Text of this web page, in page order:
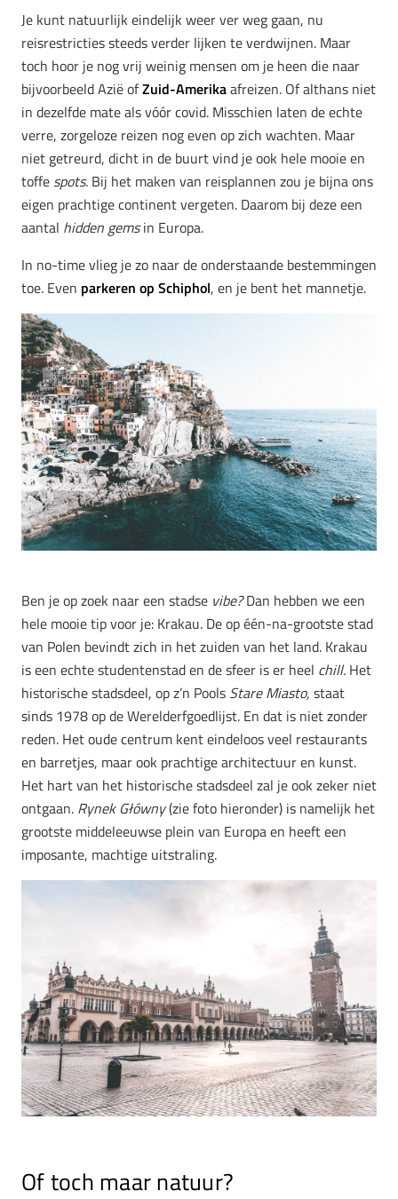
Je kunt natuurlijk eindelijk weer ver weg gaan, nu
reisrestricties steeds verder lijken te verdwijnen. Maar
toch hoor je nog vrij weinig mensen om je heen die naar
bijvoorbeeld Azië ofZuid-Amerikaafreizen. Of althans niet
in dezelfde mate als vóór covid. Misschien laten de echte
verre, zorgeloze reizen nog even op zich wachten. Maar
niet getreurd, dicht in de buurt vind je ook hele mooie en
toffe spots. Bij het maken van reisplannen zou je bijna ons
eigen prachtige continent vergeten. Daarom bij deze een
aantal hidden gemsin Europa.
In no-time vlieg je zo naar de onderstaande bestemmingen
toe. Even parkeren op Schiphol, en je bent het mannetje.
Ben je op zoek naar een stadse vibe?Dan hebben we een
hele mooie tip voor je: Krakau. De op één-na-grootste stad
van Polen bevindt zich in het zuiden van het land. Krakau
is een echte studentenstad en de sfeer is er heel chill. Het
historische stadsdeel, op z’n Pools Stare Miasto, staat
sinds 1978 op de Werelderfgoedlijst. En dat is niet zonder
reden. Het oude centrum kent eindeloos veel restaurants
en barretjes, maar ook prachtige architectuur en kunst.
Het hart van het historische stadsdeel zal je ook zeker niet
ontgaan. Rynek Główny(zie foto hieronder) is namelijk het
grootste middeleeuwse plein van Europa en heeft een
imposante, machtige uitstraling.
Of toch maar natuur?